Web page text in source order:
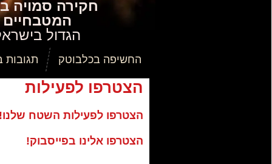
חקירה סמויה
המטבחיים
הגדול
החשיפה בכלבוטק
הצטרפו לפעילות
הצטרפו לפעילות השטח
הצטרפו אלינו בפייסבוק!